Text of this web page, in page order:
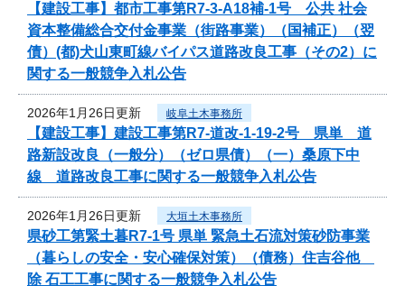
【建設工事】都市工事第R7-3-A18補-1号 公共 社会
資本整備総合交付金事業（街路事業）（国補正）（翌
債）(都)犬山東町線バイパス道路改良工事（その2）に
関する一般競争入札公告
2026年1月26日更新 岐阜土木事務所
【建設工事】建設工事第R7-道改-1-19-2号 県単 道
路新設改良（一般分）（ゼロ県債）（一）桑原下中
線 道路改良工事に関する一般競争入札公告
2026年1月26日更新 大垣土木事務所
県砂工第緊土暮R7-1号 県単 緊急土石流対策砂防事業
（暮らしの安全・安心確保対策）（債務）住吉谷他
除 石工工事に関する一般競争入札公告